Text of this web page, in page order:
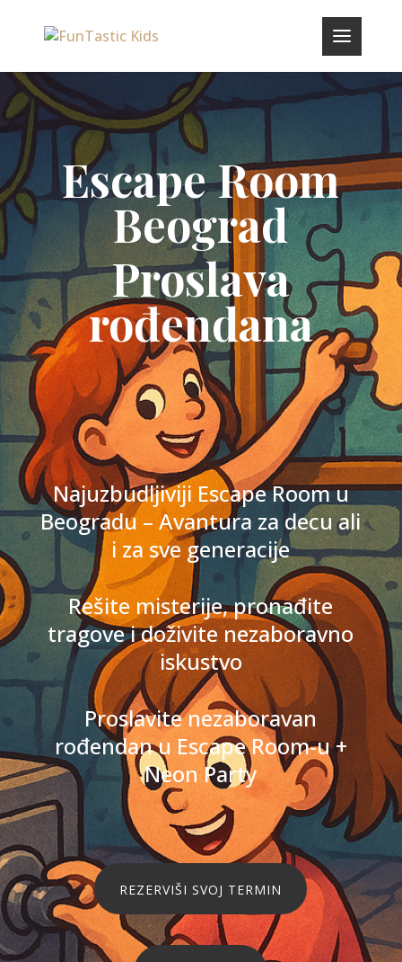
Escape Room
Beograd
Proslava
rođendana
Najuzbudljiviji Escape Room u
Beogradu – Avantura za decu ali
i za sve generacije
Rešite misterije, pronađite
tragove i doživite nezaboravno
iskustvo
Proslavite nezaboravan
rođendan u Escape Room-u +
Neon Party
REZERVIŠI SVOJ TERMIN